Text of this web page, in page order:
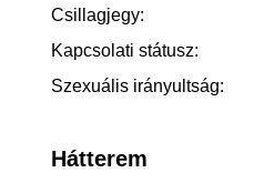
Csillagjegy:
Kapcsolati státusz:
Szexuális irányultság:
Hátterem